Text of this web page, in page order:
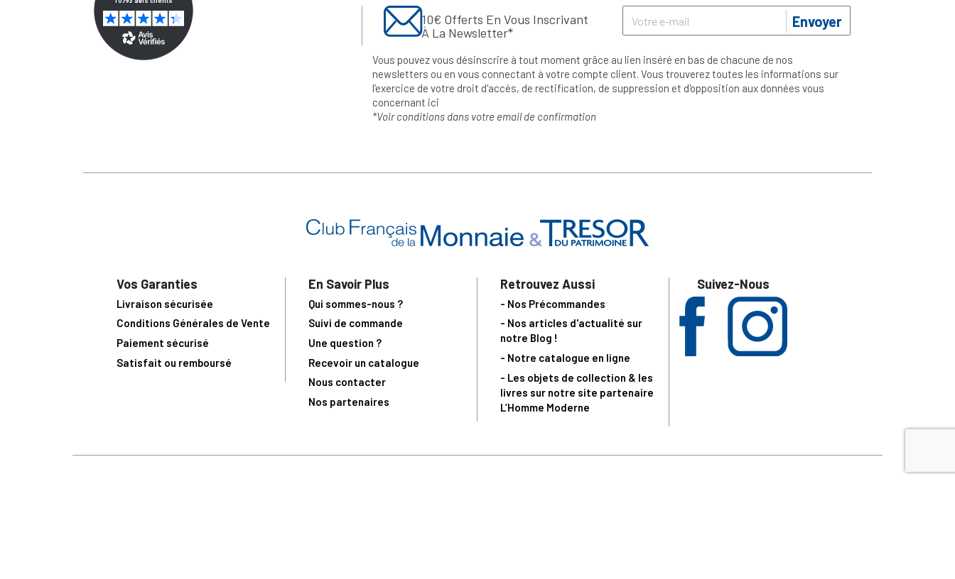
10€ Offerts En Vous Inscrivant
À La Newsletter*
Envoyer
Vous pouvez vous désinscrire à tout moment grâce au lien inséré en bas de chacune de nos
newsletters ou en vous connectant à votre compte client. Vous trouverez toutes les informations sur
l’exercice de votre droit d'accès, de rectification, de suppression et d'opposition aux données vous
concernant ici
*Voir conditions dans votre email de confirmation
Vos Garanties
Livraison sécurisée
Conditions Générales de Vente
Paiement sécurisé
Satisfait ou remboursé
En Savoir Plus
Qui sommes-nous ?
Suivi de commande
Une question ?
Recevoir un catalogue
Nous contacter
Nos partenaires
Retrouvez Aussi
- Nos Précommandes
- Nos articles d'actualité sur
notre Blog !
- Notre catalogue en ligne
- Les objets de collection & les
livres sur notre site partenaire
L’Homme Moderne
Suivez-Nous